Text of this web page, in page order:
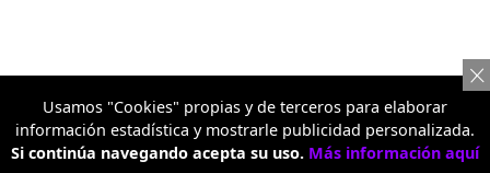
Usamos "Cookies" propias y de terceros para elaborar
información estadística y mostrarle publicidad personalizada.
Si continúa navegando acepta su uso. Más información aquí